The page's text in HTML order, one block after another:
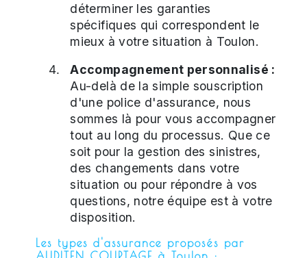
déterminer les garanties
spécifiques qui correspondent le
mieux à votre situation à Toulon.
Accompagnement personnalisé :
Au-delà de la simple souscription
d'une police d'assurance, nous
sommes là pour vous accompagner
tout au long du processus. Que ce
soit pour la gestion des sinistres,
des changements dans votre
situation ou pour répondre à vos
questions, notre équipe est à votre
disposition.
Les types d'assurance proposés par